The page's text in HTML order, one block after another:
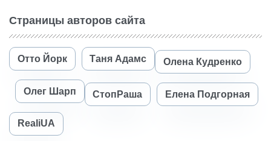
Страницы авторов сайта
Отто Йорк Таня Адамс Олена Кудренко
Олег Шарп СтопРаша Елена Подгорная
RealiUA